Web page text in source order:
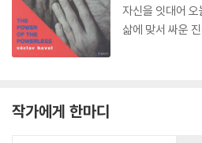
자신을 잇대어
삶에 맞서 싸운
작가에게 한마디